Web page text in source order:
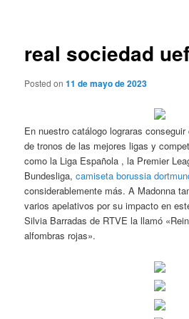
real sociedad
Posted on11 de mayo de 2023
En nuestro catálogo lograras
de tronos de las mejores ligas y
como la Liga Española , la Premier
Bundesliga,camiseta borussia
considerablemente más. A Madonna
varios apelativos por su impacto en
Silvia Barradas de RTVE la llamó
alfombras rojas».